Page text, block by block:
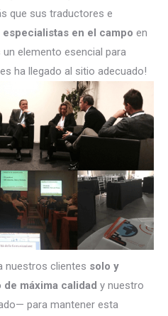
que sus traductores e
en el campo en
elemento esencial para
ha llegado al sitio adecuado!
nuestros clientes solo y
máxima calidad y nuestro
para mantener esta